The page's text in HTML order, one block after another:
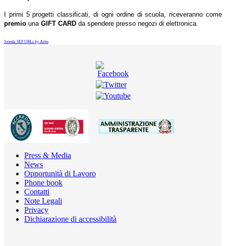
I primi 5 progetti classificati, di ogni ordine di scuola, riceveranno come
premio una GIFT CARD da spendere presso negozi di elettronica.
Joomla SEF URLs by Artio
Press & Media
News
Opportunità di Lavoro
Phone book
Contatti
Note Legali
Privacy
Dichiarazione di accessibilità